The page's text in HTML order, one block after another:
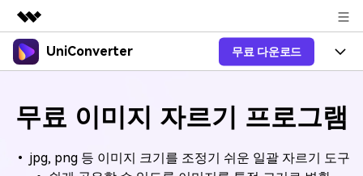
주요 제품
유틸리티
개요
회사 소개
UniConverter 무료 다운로드
올인원 미디어 툴박스
유니컨버터-윈도우 버전
제품 기능
New
온라인 도구
무료 이미지 자르기 프로그램
• jpg, png 등 이미지 크기를 조정기 쉬운 일괄 자르기 도구